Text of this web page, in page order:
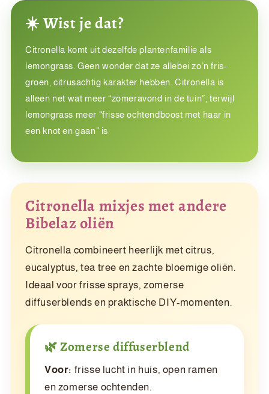
☀️ Wist je dat?
Citronella komt uit dezelfde plantenfamilie als
lemongrass. Geen wonder dat ze allebei zo’n fris-
groen, citrusachtig karakter hebben. Citronella is
alleen net wat meer “zomeravond in de tuin”, terwijl
lemongrass meer “frisse ochtendboost met haar in
een knot en gaan” is.
Citronella mixjes met andere
Bibelaz oliën
Citronella combineert heerlijk met citrus,
eucalyptus, tea tree en zachte bloemige oliën.
Ideaal voor frisse sprays, zomerse
diffuserblends en praktische DIY-momenten.
🌿 Zomerse diffuserblend
Voor: frisse lucht in huis, open ramen
en zomerse ochtenden.